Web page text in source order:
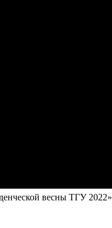
весны ТГУ 2022»